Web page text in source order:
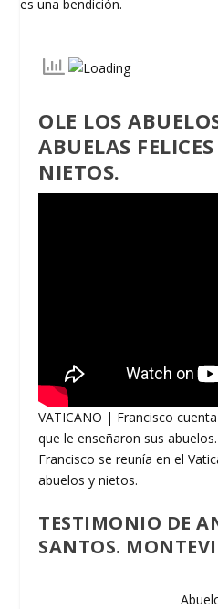
OLE LOS
ABUELAS
NIETOS.
VATICANO | Francisco
que le enseñaron sus
Francisco se reunía en el
abuelos y nietos.
TESTIMONIO DE
SANTOS.